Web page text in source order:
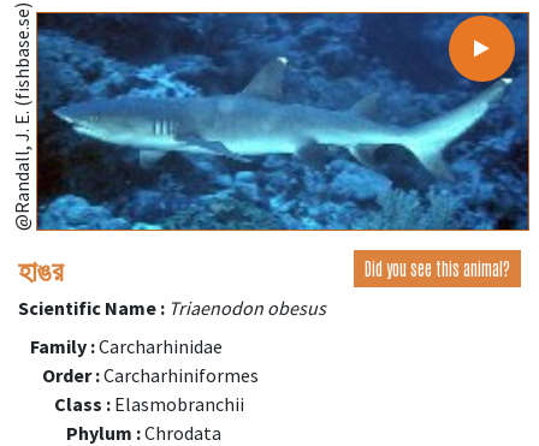
@Randall, J. E. (fishbase.se)
হাঙর Did you see this animal?
Scientific Name : Triaenodon obesus
Family :Carcharhinidae
Order :Carcharhiniformes
Class : Elasmobranchii
Phylum :Chrodata